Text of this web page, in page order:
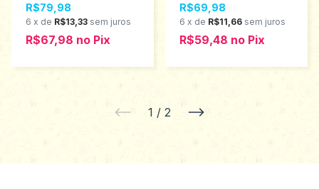
R$79,98
6 x de R$13,33 sem juros
R$67,98 no Pix
R$69,98
6 x de R$11,66 sem juros
R$59,48 no Pix
1 / 2